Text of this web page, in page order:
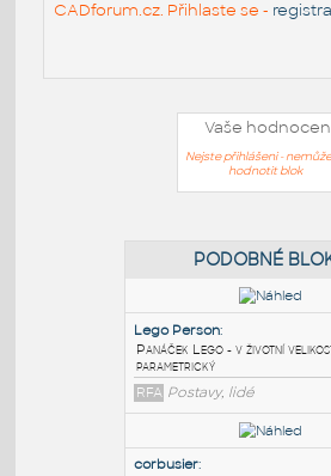
CADforum.cz. Přihlaste se -
Vaše
Nejste přihlášeni -
hodnotit blok